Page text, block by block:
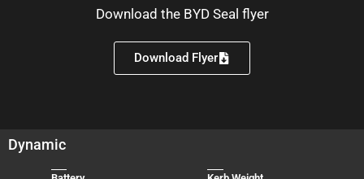
Download the BYD Seal flyer
Download Flyer
Dynamic